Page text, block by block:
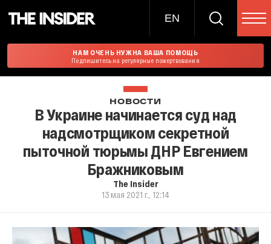
EN
НАМ ОЧЕНЬ НУЖНА ВАША ПОМОЩЬ
Подпишитесь на регулярные пожертвования
НОВОСТИ
В Украине начинается суд над
надсмотрщиком секретной
пыточной тюрьмы ДНР Евгением
Бражниковым
The Insider
13 мая 2021 г., 12:14